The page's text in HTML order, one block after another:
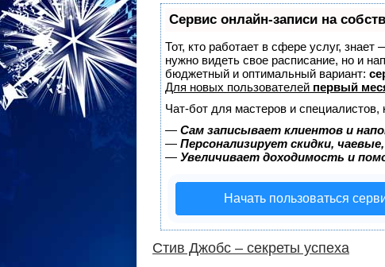
Сервис онлайн-записи на
Тот, кто работает в сфере услуг,
нужно видеть свое расписание, но и
бюджетный и оптимальный вариант:
Для новых пользователей первый
Чат-бот для мастеров и
— Сам записывает клиентов и
— Персонализирует скидки,
— Увеличивает доходимость и
Начать пользоваться
Стив Джобс – секреты успеха